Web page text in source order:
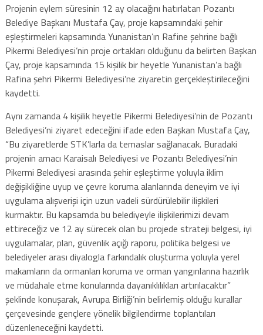
Projenin eylem süresinin 12 ay olacağını hatırlatan Pozantı
Belediye Başkanı Mustafa Çay, proje kapsamındaki şehir
eşleştirmeleri kapsamında Yunanistan’ın Rafine şehrine bağlı
Pikermi Belediyesi’nin proje ortakları olduğunu da belirten Başkan
Çay, proje kapsamında 15 kişilik bir heyetle Yunanistan’a bağlı
Rafina şehri Pikermi Belediyesi’ne ziyaretin gerçekleştirileceğini
kaydetti.
Aynı zamanda 4 kişilik heyetle Pikermi Belediyesi’nin de Pozantı
Belediyesi’ni ziyaret edeceğini ifade eden Başkan Mustafa Çay,
“Bu ziyaretlerde STK’larla da temaslar sağlanacak. Buradaki
projenin amacı Karaisalı Belediyesi ve Pozantı Belediyesi’nin
Pikermi Belediyesi arasında şehir eşleştirme yoluyla iklim
değişikliğine uyup ve çevre koruma alanlarında deneyim ve iyi
uygulama alışverişi için uzun vadeli sürdürülebilir ilişkileri
kurmaktır. Bu kapsamda bu belediyeyle ilişkilerimizi devam
ettireceğiz ve 12 ay sürecek olan bu projede strateji belgesi, iyi
uygulamalar, plan, güvenlik açığı raporu, politika belgesi ve
belediyeler arası diyalogla farkındalık oluşturma yoluyla yerel
makamların da ormanları koruma ve orman yangınlarına hazırlık
ve müdahale etme konularında dayanıklılıkları artırılacaktır”
şeklinde konuşarak, Avrupa Birliği’nin belirlemiş olduğu kurallar
çerçevesinde gençlere yönelik bilgilendirme toplantıları
düzenleneceğini kaydetti.